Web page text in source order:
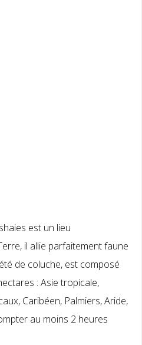
est un lieu
il allie parfaitement faune
de coluche, est composé
: Asie tropicale,
Caribéen, Palmiers, Aride,
au moins 2 heures